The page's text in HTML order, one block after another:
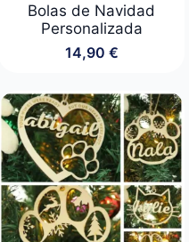
Bolas de Navidad
Personalizada
14,90 €